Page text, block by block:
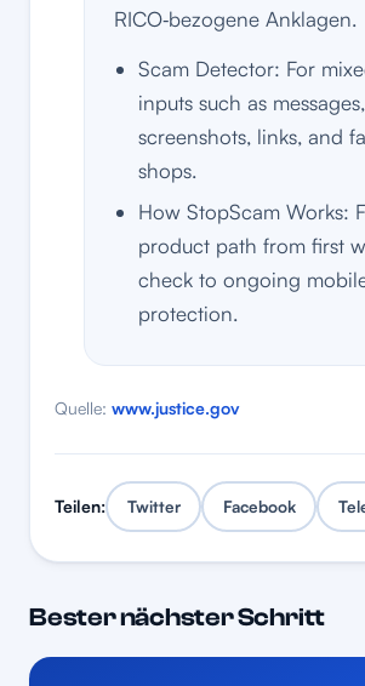
RICO‑bezogene Anklagen.
Scam Detector: For
inputs such as
screenshots, links, and
shops.
How StopScam Works:
product path from first
check to ongoing
protection.
Quelle: www.justice.gov
Teilen: Twitter Facebook
Bester nächster Schritt